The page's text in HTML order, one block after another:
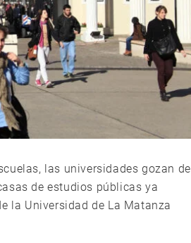
las universidades gozan de
de estudios públicas ya
la Universidad de La Matanza